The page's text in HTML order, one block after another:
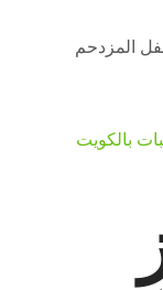
المزدحم
بالكويت